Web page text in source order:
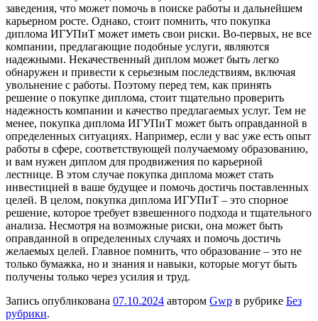
заведения, что может помочь в поиске работы и дальнейшем
карьерном росте. Однако, стоит помнить, что покупка
диплома ИГУПиТ может иметь свои риски. Во-первых, не все
компании, предлагающие подобные услуги, являются
надежными. Некачественный диплом может быть легко
обнаружен и привести к серьезным последствиям, включая
увольнение с работы. Поэтому перед тем, как принять
решение о покупке диплома, стоит тщательно проверить
надежность компании и качество предлагаемых услуг. Тем не
менее, покупка диплома ИГУПиТ может быть оправданной в
определенных ситуациях. Например, если у вас уже есть опыт
работы в сфере, соответствующей получаемому образованию,
и вам нужен диплом для продвижения по карьерной
лестнице. В этом случае покупка диплома может стать
инвестицией в ваше будущее и помочь достичь поставленных
целей. В целом, покупка диплома ИГУПиТ – это спорное
решение, которое требует взвешенного подхода и тщательного
анализа. Несмотря на возможные риски, она может быть
оправданной в определенных случаях и помочь достичь
желаемых целей. Главное помнить, что образование – это не
только бумажка, но и знания и навыки, которые могут быть
получены только через усилия и труд.
Запись опубликована 07.10.2024 автором Gwp в рубрике Без
рубрики.